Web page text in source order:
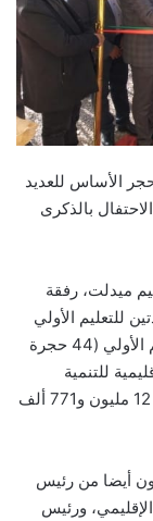
الأساس للعديد
بالذكرى
ميدلت، رفقة
للتعليم الأولي
تندرجان في إطار برنامج إحداث 37 وحدة للتعليم الأولي (44 حجرة
الإقليمية للتنمية
البشرية بعمالة الإقليم، بكلفة مالية إجمالية بنحو 12 مليون و771 ألف
أيضا من رئيس
ورئيس